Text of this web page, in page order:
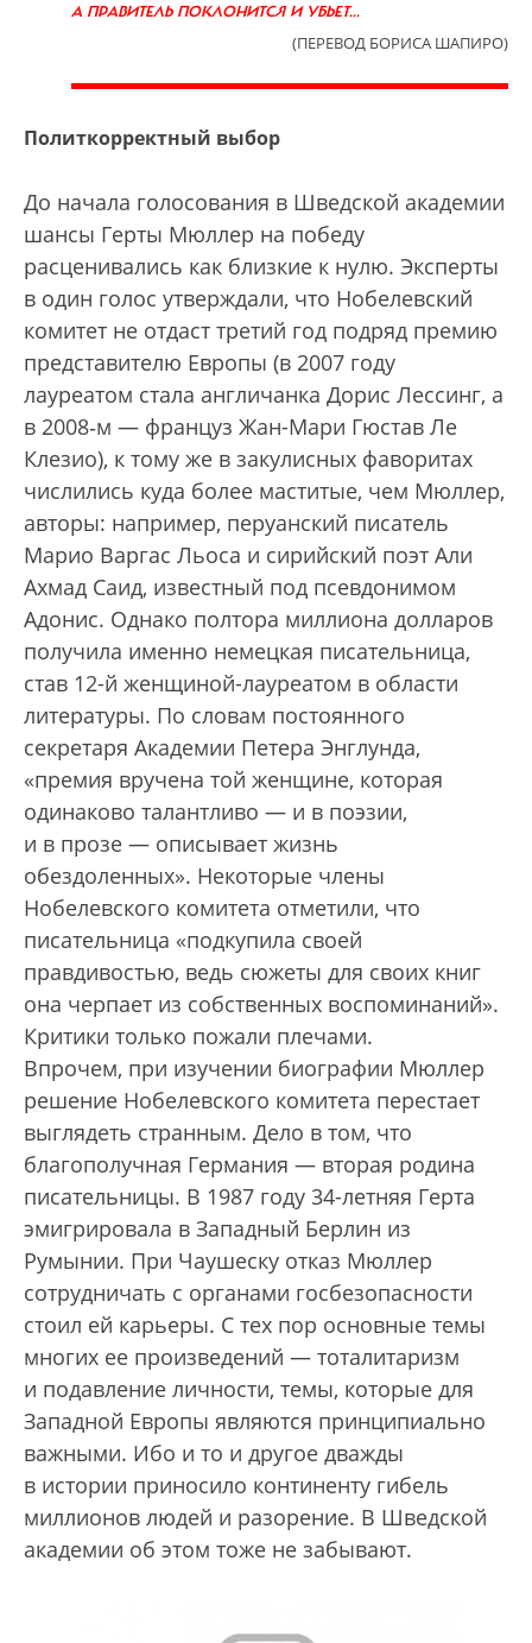
А ПРАВИТЕЛЬ ПОКЛОНИТСЯ И УБЬЕТ...
(ПЕРЕВОД БОРИСА ШАПИРО)
Политкорректный выбор
До начала голосования в Шведской академии
шансы Герты Мюллер на победу
расценивались как близкие к нулю. Эксперты
в один голос утверждали, что Нобелевский
комитет не отдаст третий год подряд премию
представителю Европы (в 2007 году
лауреатом стала англичанка Дорис Лессинг, а
в 2008‑м — француз Жан-Мари Гюстав Ле
Клезио), к тому же в закулисных фаворитах
числились куда более маститые, чем Мюллер,
авторы: например, перуанский писатель
Марио Варгас Льоса и сирийский поэт Али
Ахмад Саид, известный под псевдонимом
Адонис. Однако полтора миллиона долларов
получила именно немецкая писательница,
став 12-й женщиной-лауреатом в области
литературы. По словам постоянного
секретаря Академии Петера Энглунда,
«премия вручена той женщине, которая
одинаково талантливо — и в поэзии,
и в прозе — описывает жизнь
обездоленных». Некоторые члены
Нобелевского комитета отметили, что
писательница «подкупила своей
правдивостью, ведь сюжеты для своих книг
она черпает из собственных воспоминаний».
Критики только пожали плечами.
Впрочем, при изучении биографии Мюллер
решение Нобелевского комитета перестает
выглядеть странным. Дело в том, что
благополучная Германия — вторая родина
писательницы. В 1987 году 34-летняя Герта
эмигрировала в Западный Берлин из
Румынии. При Чаушеску отказ Мюллер
сотрудничать с органами госбезопасности
стоил ей карьеры. С тех пор основные темы
многих ее произведений — тоталитаризм
и подавление личности, темы, которые для
Западной Европы являются принципиально
важными. Ибо и то и другое дважды
в истории приносило континенту гибель
миллионов людей и разорение. В Шведской
академии об этом тоже не забывают.